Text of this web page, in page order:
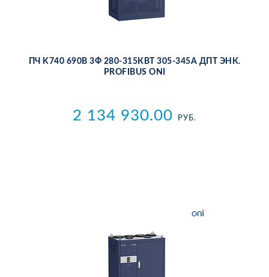
ПЧ K740 690В 3Ф 280-315КВТ 305-345А ДПТ ЭНК.
PROFIBUS ONI
2 134 930.00 РУБ.